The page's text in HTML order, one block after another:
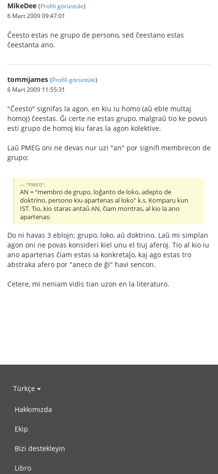
MikeDee (Profili görüntüle)
6 Mart 2009 09:47:01
Ĉeesto estas ne grupo de persono, sed ĉeestano estas
ĉeestanta ano.
tommjames (Profili görüntüle)
6 Mart 2009 11:55:31
"Ĉeesto" signifas la agon, en kiu iu homo (aŭ eble multaj
homoj) ĉeestas. Ĝi certe ne estas grupo, malgraŭ tio ke povus
esti grupo de homoj kiu faras la agon kolektive.
Laŭ PMEG oni ne devas nur uzi "an" por signifi membrecon de
grupo:
"PMEG":
AN = “membro de grupo, loĝanto de loko, adepto de
doktrino, persono kiu apartenas al loko” k.s. Komparu kun
IST. Tio, kio staras antaŭ AN, ĉiam montras, al kio la ano
apartenas:
Do ni havas 3 eblojn; grupo, loko, aŭ doktrino. Laŭ mi simplan
agon oni ne povas konsideri kiel unu el tiuj aferoj. Tio al kio iu
ano apartenas ĉiam estas ia konkretaĵo, kaj ago estas tro
abstraka afero por "aneco de ĝi" havi sencon.
Cetere, mi neniam vidis tian uzon en la literaturo.
Türkçe
Hakkımızda
Ekip
Bizi destekleyin
Libro